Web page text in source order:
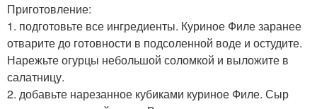
Приготовление:
1. подготовьте все ингредиенты. Куриное Филе заранее
отварите до готовности в подсоленной воде и остудите.
Нарежьте огурцы небольшой соломкой и выложите в
салатницу.
2. добавьте нарезанное кубиками куриное Филе. Сыр